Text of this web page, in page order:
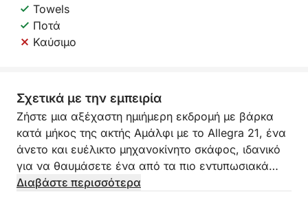
Towels
Ποτά
Καύσιμο
Σχετικά με την εμπειρία
Ζήστε μια αξέχαστη ημιήμερη εκδρομή με βάρκα
κατά μήκος της ακτής Αμάλφι με το Allegra 21, ένα
άνετο και ευέλικτο μηχανοκίνητο σκάφος, ιδανικό
για να θαυμάσετε ένα από τα πιο εντυπωσιακά
τμήματα ακτογραμμής στον κόσμο από τη
Διαβάστε περισσότερα